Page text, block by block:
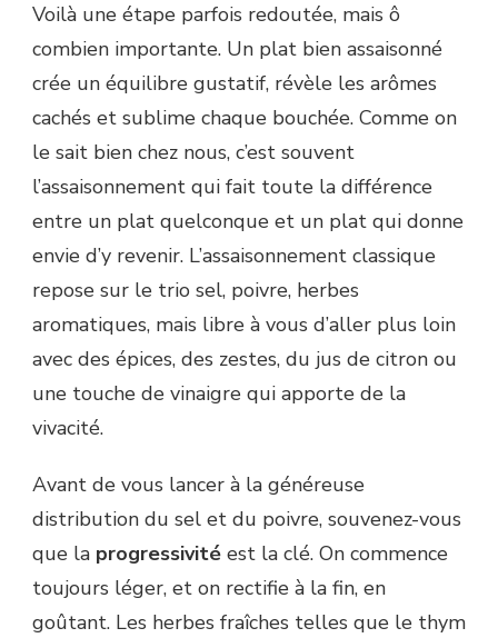
Voilà une étape parfois redoutée, mais ô
combien importante. Un plat bien assaisonné
crée un équilibre gustatif, révèle les arômes
cachés et sublime chaque bouchée. Comme on
le sait bien chez nous, c’est souvent
l’assaisonnement qui fait toute la différence
entre un plat quelconque et un plat qui donne
envie d’y revenir. L’assaisonnement classique
repose sur le trio sel, poivre, herbes
aromatiques, mais libre à vous d’aller plus loin
avec des épices, des zestes, du jus de citron ou
une touche de vinaigre qui apporte de la
vivacité.
Avant de vous lancer à la généreuse
distribution du sel et du poivre, souvenez-vous
que la progressivité est la clé. On commence
toujours léger, et on rectifie à la fin, en
goûtant. Les herbes fraîches telles que le thym